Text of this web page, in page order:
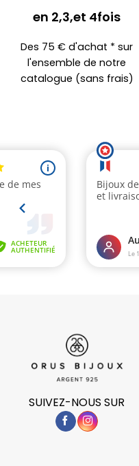
en 2,3,et 4fois
Des 75 € d'achat * sur
l'ensemble de notre
catalogue (sans frais)
SUIVEZ-NOUS SUR